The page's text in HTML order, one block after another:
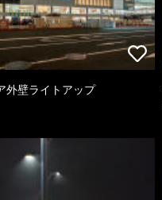
外壁ライトアップ